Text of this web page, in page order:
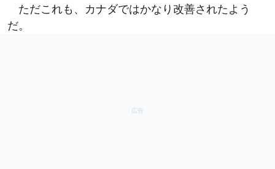
ただこれも、カナダではかなり改善されたよう
だ。